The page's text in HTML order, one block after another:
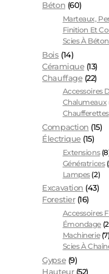
Béton (60)
Marteaux,
Finition Et
Scies À
Bois (14)
Céramique (13)
Chauffage (22)
Accessoires
Chalumeaux
Chaufferettes
Compaction (15)
Électrique (15)
Extensions
Génératrices
Lampes (2)
Excavation (43)
Forestier (16)
Accessoires
Émondage
Machinerie (7)
Scies À
Gypse (9)
Hauteur (52)